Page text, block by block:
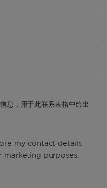
息，用于此联系表格中给出
my contact details
purposes.